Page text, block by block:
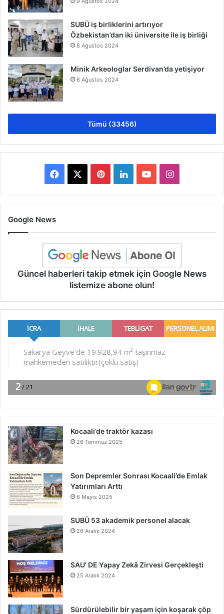
SUBÜ iş birliklerini artırıyor
Özbekistan’dan iki üniversite ile iş birliği
8 Ağustos 2024
Minik Arkeologlar Serdivan’da yetişiyor
8 Ağustos 2024
Tümü (33456)
Facebook PinterestLinkedInYouTubeInstagram
Google News
Güncel haberleri takip etmek için Google News
listemize abone olun!
Kocaali’de traktör kazası
26 Temmuz 2025
Son Depremler Sonrası Kocaali’de Emlak
Yatırımları Arttı
6 Mayıs 2025
SUBÜ 53 akademik personel alacak
26 Aralık 2024
SAU’ DE Yapay Zekâ Zirvesi Gerçekleşti
25 Aralık 2024
Sürdürülebilir bir yaşam için koşarak çöp